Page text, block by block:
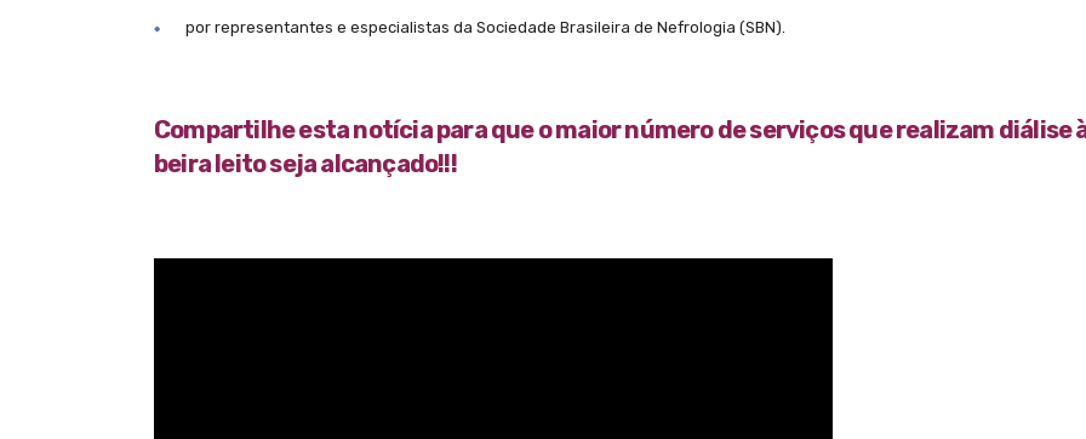
por representantes e especialistas da Sociedade Brasileira de Nefrologia (SBN).
Compartilhe esta notícia para que o maior número de serviços que realizam diálise
beira leito seja alcançado!!!